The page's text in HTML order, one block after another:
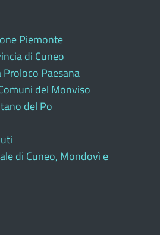
Piemonte
di Cuneo
Paesana
del Monviso
del Po
di Cuneo, Mondovì e